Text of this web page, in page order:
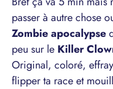
passer à autre chose
Zombie apocalypse
peu sur le Killer
Original, coloré,
flipper ta race et